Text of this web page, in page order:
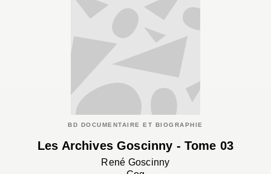
BD DOCUMENTAIRE ET BIOGRAPHIE
Les Archives Goscinny - Tome 03
René Goscinny